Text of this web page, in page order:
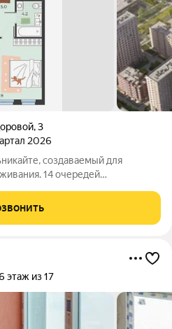
,3
2026
14 очередей
личного комфорта, сохранив
Уникальное
этаж из 17